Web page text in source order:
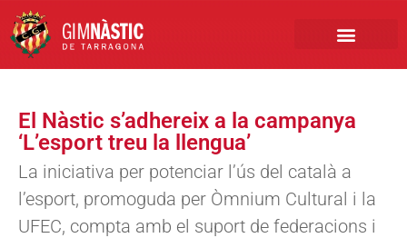
El Nàstic s’adhereix a la campanya
‘L’esport treu la llengua’
La iniciativa per potenciar l’ús del català a
l’esport, promoguda per Òmnium Cultural i la
UFEC, compta amb el suport de federacions i